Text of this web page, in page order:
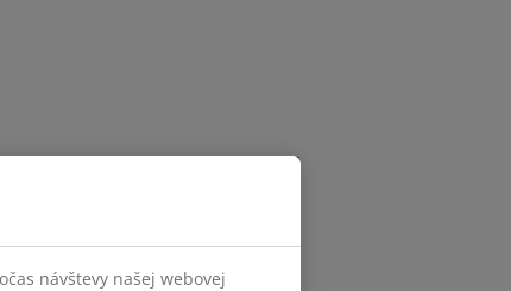
návštevy našej webovej